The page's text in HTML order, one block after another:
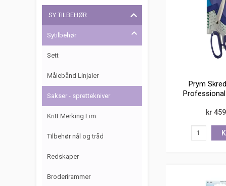
SY TILBEHØR
Sytilbehør
Sett
Målebånd Linjaler
Sakser - sprettekniver
Kritt Merking Lim
Tilbehør nål og tråd
Redskaper
Broderirammer
Prym
kr